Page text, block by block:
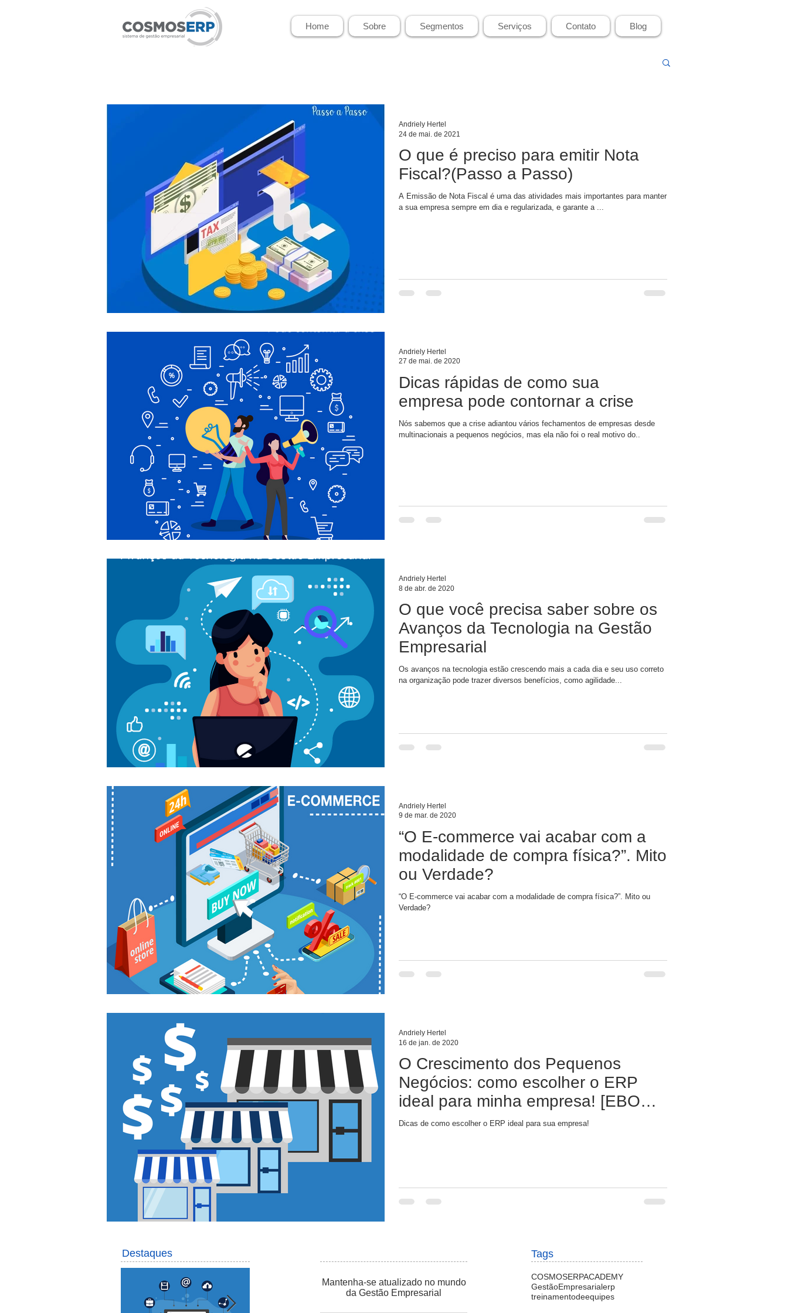
Home Sobre Segmentos Serviços Contato Blog
O que é preciso para emitir Nota
Fiscal?(Passo a Passo)
A Emissão de Nota Fiscal é uma das atividades mais importantes para manter
a sua empresa sempre em dia e regularizada, e garante a ...
Andriely Hertel
24 de mai. de 2021
Dicas rápidas de como sua
empresa pode contornar a crise
Nós sabemos que a crise adiantou vários fechamentos de empresas desde
multinacionais a pequenos negócios, mas ela não foi o real motivo do..
Andriely Hertel
27 de mai. de 2020
O que você precisa saber sobre os
Avanços da Tecnologia na Gestão
Empresarial
Os avanços na tecnologia estão crescendo mais a cada dia e seu uso correto
na organização pode trazer diversos benefícios, como agilidade...
Andriely Hertel
8 de abr. de 2020
“O E-commerce vai acabar com a
modalidade de compra física?”. Mito
ou Verdade?
“O E-commerce vai acabar com a modalidade de compra física?”. Mito ou
Verdade?
Andriely Hertel
9 de mar. de 2020
O Crescimento dos Pequenos
Negócios: como escolher o ERP
ideal para minha empresa! [EBOOK
GRATUITO]
Dicas de como escolher o ERP ideal para sua empresa!
Andriely Hertel
16 de jan. de 2020
Destaques Tags
Mantenha-se atualizado no mundo
da Gestão Empresarial
COSMOSERPACADEMY
GestãoEmpresarialerp
treinamentodeequipes